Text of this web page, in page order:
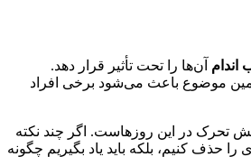
اندام آن‌ها را تحت تأثیر قرار دهد.
موضوع باعث می‌شود برخی افراد
تحرک در این روزهاست. اگر چند نکته
حذف کنیم، بلکه باید یاد بگیریم چگونه